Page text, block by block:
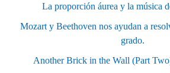
La proporción áurea y la música
Mozart y Beethoven nos ayudan a
grado.
Another Brick in the Wall (Part